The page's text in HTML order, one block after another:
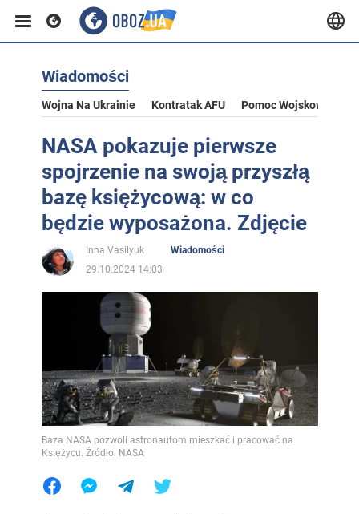
Wiadomości
Wojna Na Ukrainie Kontratak AFU Pomoc Wojskowa Dla
NASA pokazuje pierwsze
spojrzenie na swoją przyszłą
bazę księżycową: w co
będzie wyposażona. Zdjęcie
Inna Vasilyuk
Wiadomości
29.10.2024 14:03
Baza NASA pozwoli astronautom mieszkać i pracować na
Księżycu. Źródło: NASA